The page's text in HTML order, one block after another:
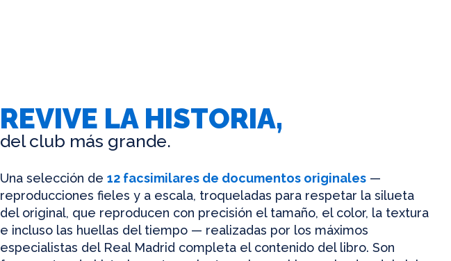
REVIVE LA HISTORIA,
del club más grande.
Una selección de 12 facsimilares de documentos originales —
reproducciones fieles y a escala, troqueladas para respetar la silueta
del original, que reproducen con precisión el tamaño, el color, la textura
e incluso las huellas del tiempo — realizadas por los máximos
especialistas del Real Madrid completa el contenido del libro. Son